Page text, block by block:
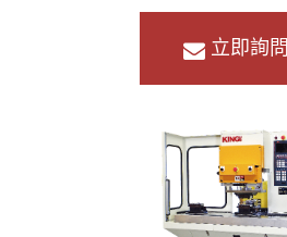
立即詢問